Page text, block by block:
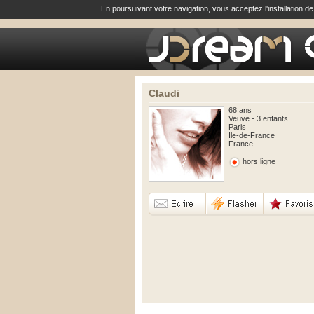
En poursuivant votre navigation, vous acceptez l'installation
Claudi
68 ans
Veuve - 3 enfants
Paris
Ile-de-France
France
hors ligne